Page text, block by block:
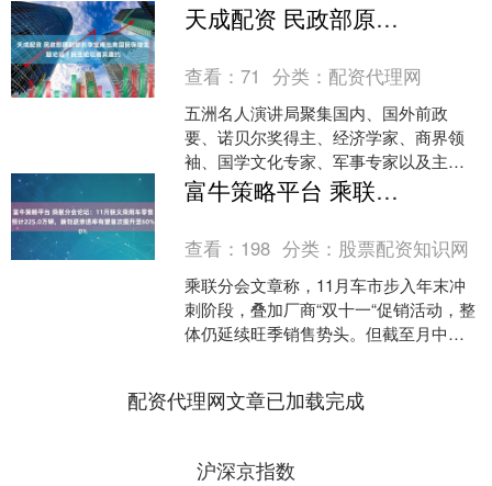
天成配资 民政部原副部长李宝库出席国民保障主题论坛｜民生论坛嘉宾邀约
查看：71 分类： 配资代理网
五洲名人演讲局聚集国内、国外前政
要、诺贝尔奖得主、经济学家、商界领
袖、国学文化专家、军事专家以及主持
人等专家学者，通过论坛演讲、商务考
察、咨询服务等助力中国经济....
富牛策略平台 乘联分会论坛：11月狭义乘用车零售预计225.0万辆，新能源渗透率有望首次提升至60%
查看： 198 分类： 股票配资知识网
乘联分会文章称，11月车市步入年末冲
刺阶段，叠加厂商“双十一“促销活动，整
体仍延续旺季销售势头。但截至月中，
配资代理网文章已加载完成
沪深京指数